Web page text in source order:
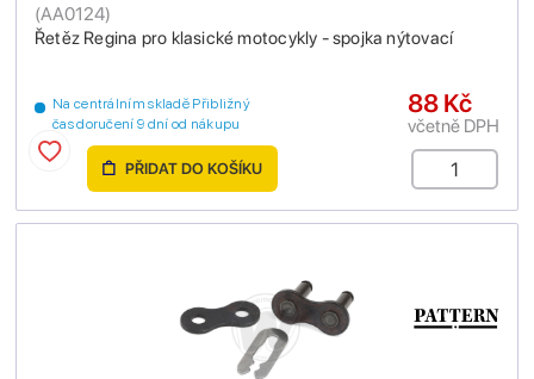
Řetěz Regina pro klasické motocykly - spojka nýtovací
(AA0124)
Na centrálním skladě Přibližný
čas doručení 9 dní od nákupu
88 Kč
včetně DPH
PŘIDAT DO KOŠÍKU